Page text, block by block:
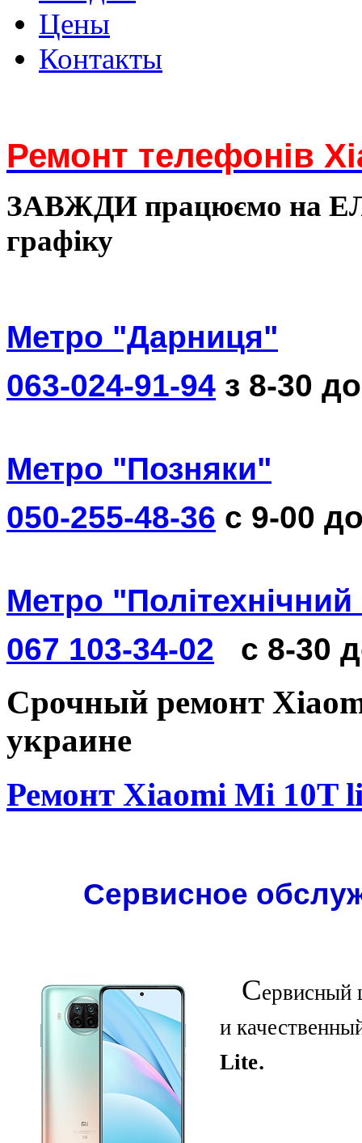
Цены
Контакты
Ремонт телефонів
ЗАВЖДИ працюємо на
графіку
Метро "Дарниця"
063-024-91-94 з 8-30
Метро "Позняки"
050-255-48-36 с 9-00
Метро "Політехнічний
067 103-34-02
с 8-30
Срочный ремонт
украине
Ремонт Xiaomi Mi 10T
Сервисное
Сервисный
и
Lite.